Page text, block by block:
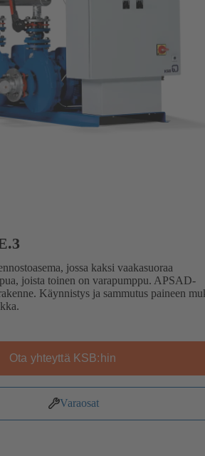
jossa kaksi vaakasuoraa
joista toinen on varapumppu. APSAD-
Käynnistys ja sammutus paineen
Ota yhteyttä KSB:hin
Varaosat